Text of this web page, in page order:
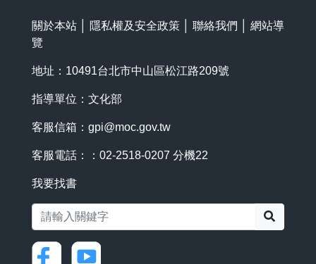
關於本站 隱私權及安全政策 聯絡我們
網站導
覽
地址：10491台北市中山區松江路209號
指導單位：文化部
客服信箱： gpi@moc.gov.tw
客服電話：：02-2518-0207 分機22
我要找書